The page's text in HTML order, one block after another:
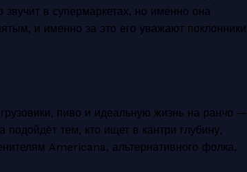
в супермаркетах, но именно она
и именно за это его уважают поклонники
пиво и идеальную жизнь на ранчо —
тем, кто ищет в кантри глубину,
Americana, альтернативного фолка,